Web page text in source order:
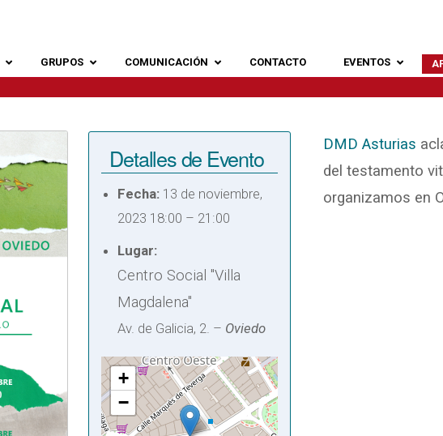
GRUPOS COMUNICACIÓN CONTACTO EVENTOS
Detalles de Evento
Fecha: 13 de noviembre,
2023 18:00 – 21:00
Lugar:
Centro Social "Villa
Magdalena"
Av. de Galicia, 2. – Oviedo
+
−
DMD Asturias
del testamento
organizamos en